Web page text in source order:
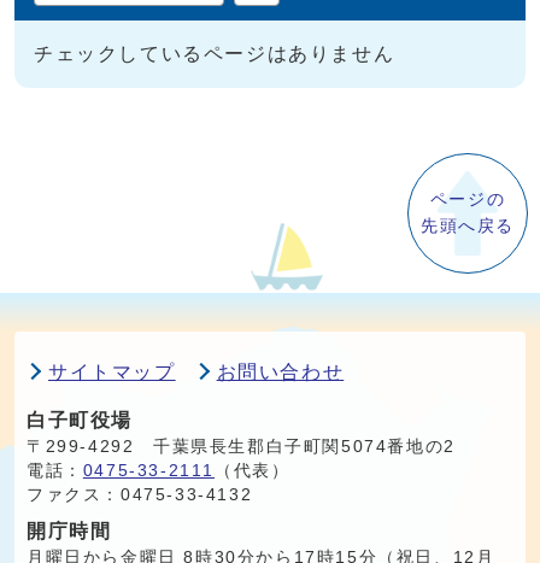
チェックしているページはありません
ページの
先頭へ戻る
サイトマップ お問い合わせ
白子町役場
〒299-4292 千葉県長生郡白子町関5074番地の2
電話： 0475-33-2111
（代表）
ファクス：0475-33-4132
開庁時間
月曜日から金曜日 8時30分から17時15分（祝日、12月